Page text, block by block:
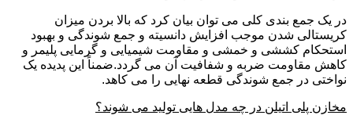
در یک جمع بندی کلی می توان بیان کرد که بالا بردن میزان
کریستالی شدن موجب افزایش دانسیته و جمع شوندگی و بهبود
استحکام کششی و خمشی و مقاومت شیمیایی و گرمایی پلیمر و
کاهش مقاومت ضربه و شفافیت آن می گردد.ضمناً این پدیده یک
نواختی در جمع شوندگی قطعه نهایی را می کاهد.
مخازن پلی اتیلن در چه مدل هایی تولید می شوند؟